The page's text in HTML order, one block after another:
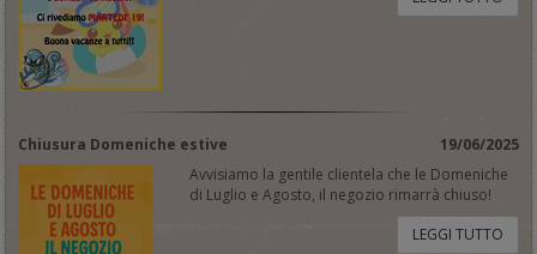
Chiusura Domeniche estive
19/06/2025
Avvisiamo la gentile clientela che le Domeniche
di Luglio e Agosto, il negozio rimarrà chiuso!
LEGGI TUTTO